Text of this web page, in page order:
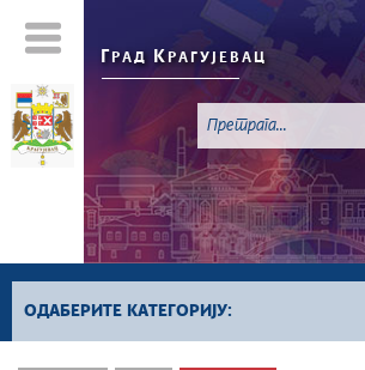
Г РАД К РАГУЈЕВАЦ
ОДАБЕРИТЕ КАТЕГОРИЈУ: